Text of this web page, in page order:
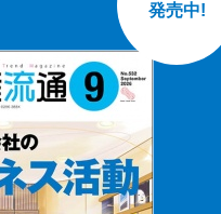
発売中!